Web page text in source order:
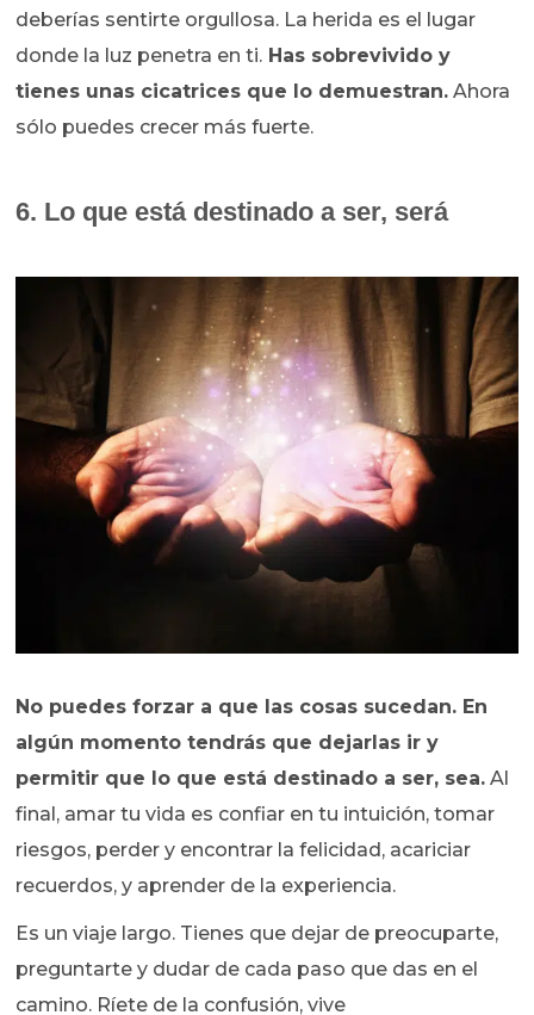
deberías sentirte orgullosa. La herida es el lugar
donde la luz penetra en ti. Has sobrevivido y
tienes unas cicatrices que lo demuestran. Ahora
sólo puedes crecer más fuerte.
6. Lo que está destinado a ser, será
No puedes forzar a que las cosas sucedan. En
algún momento tendrás que dejarlas ir y
permitir que lo que está destinado a ser, sea. Al
final, amar tu vida es confiar en tu intuición, tomar
riesgos, perder y encontrar la felicidad, acariciar
recuerdos, y aprender de la experiencia.
Es un viaje largo. Tienes que dejar de preocuparte,
preguntarte y dudar de cada paso que das en el
camino. Ríete de la confusión, vive